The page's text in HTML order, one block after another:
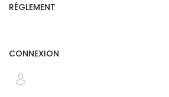
RÉGLEMENT
CONNEXION